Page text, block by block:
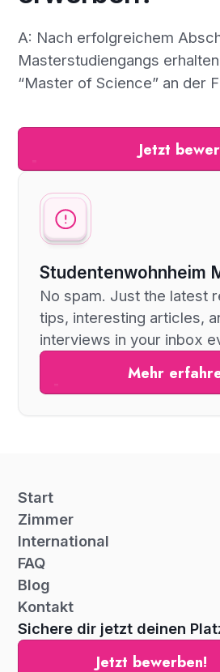
A: Nach erfolgreichem
Masterstudiengangs
“Master of Science” an der
Jetzt
Studentenwohnheim
No spam. Just the latest
tips, interesting articles,
interviews in your inbox
Mehr
Start
Zimmer
International
FAQ
Blog
Kontakt
Sichere dir jetzt deinen
Jetzt bewerben!